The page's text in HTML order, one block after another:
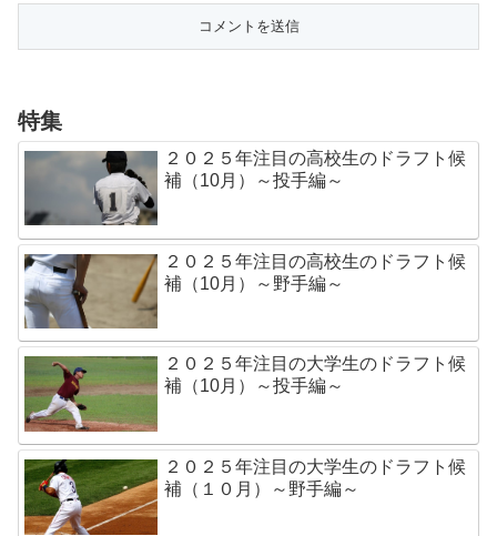
特集
２０２５年注目の高校生のドラフト候
補（10月）～投手編～
２０２５年注目の高校生のドラフト候
補（10月）～野手編～
２０２５年注目の大学生のドラフト候
補（10月）～投手編～
２０２５年注目の大学生のドラフト候
補（１０月）～野手編～